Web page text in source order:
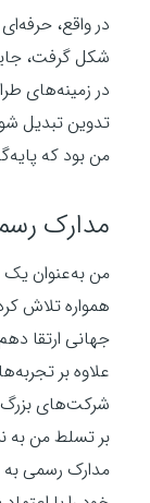
شکل گرفت،
در زمینه‌های
تدوین تبدیل
من بود که
مدارک
من به‌عنوان
همواره تلاش
جهانی ارتقا
علاوه بر
شرکت‌های بزرگ
بر تسلط من به
مدارک رسمی